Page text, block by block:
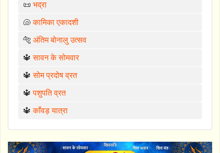
📜 भद्रा
🐚कामिका एकादशी
🐅 अंतिम बोनालु उत्सव
🔱सावन के सोमवार
🔱सोम प्रदोष व्रत
🔱पशुपति व्रत
🔱काँवड़ यात्रा